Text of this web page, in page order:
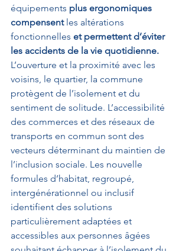
équipements plus ergonomiques
compensent les altérations
fonctionnelles et permettent d’éviter
les accidents de la vie quotidienne.
L’ouverture et la proximité avec les
voisins, le quartier, la commune
protègent de l’isolement et du
sentiment de solitude. L’accessibilité
des commerces et des réseaux de
transports en commun sont des
vecteurs déterminant du maintien de
l’inclusion sociale. Les nouvelle
formules d’habitat, regroupé,
intergénérationnel ou inclusif
identifient des solutions
particulièrement adaptées et
accessibles aux personnes âgées